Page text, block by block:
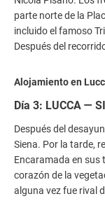
parte norte de la
incluido el famoso
Después del
Alojamiento en
Día 3: LUCCA —
Después del
Siena. Por la tarde,
Encaramada en sus
corazón de la
alguna vez fue rival